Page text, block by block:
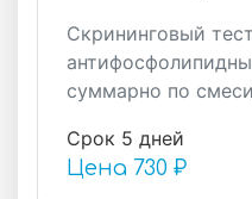
Скрининговый
суммарно по
Срок 5 дней
Цена 730 ₽